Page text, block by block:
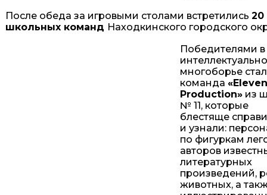
После обеда за игровыми столами встретились 20
школьных команд Находкинского городского
Победителями в
многоборье
команда «Eleven
Production» из
№ 11, которые
блестяще
и узнали:
по фигуркам
авторов
литературных
произведений,
животных, а